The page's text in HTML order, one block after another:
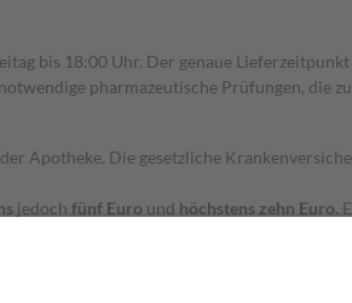
bis 18:00 Uhr. Der genaue
pharmazeutische Prüfungen, die
Apotheke. Die gesetzliche
jedoch fünf Euro und höchstens zehn Euro.